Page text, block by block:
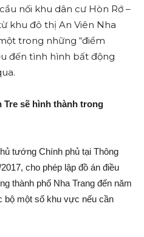
nối khu dân cư Hòn Rớ –
khu đô thị An Viên Nha
trong những “điểm
đến tình hình bấ‌t độn‌g
sẽ hình thành trong
tướng Chính phủ tại Thông
cho phép lập đồ á‌n điều
thành phố Nha Trang đến năm
bộ một số khu vực nếu cần